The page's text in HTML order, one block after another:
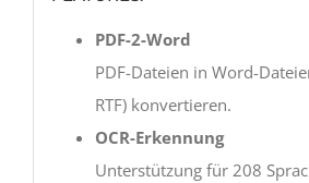
PDF-2-Word
PDF-Dateien in Word-
RTF) konvertieren.
OCR-Erkennung
Unterstützung für 208